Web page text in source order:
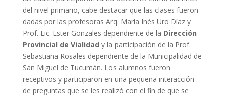
del nivel primario, cabe destacar que las clases fueron
dadas por las profesoras Arq. María Inés Uro Díaz y
Prof. Lic. Ester Gonzales dependiente de la Dirección
Provincial de Vialidad y la participación de la Prof.
Sebastiana Rosales dependiente de la Municipalidad de
San Miguel de Tucumán. Los alumnos fueron
receptivos y participaron en una pequeña interacción
de preguntas que se les realizó con el fin de que se